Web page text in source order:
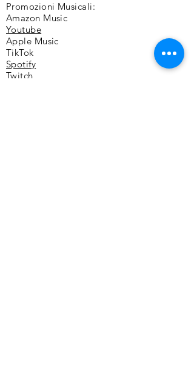
Promozioni Musicali:
Amazon Music
Youtube
Apple Music
TikTok
Spotify
Twitch